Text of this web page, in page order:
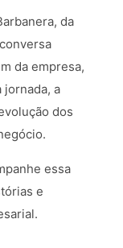
da
da empresa,
jornada, a
dos
essa
e